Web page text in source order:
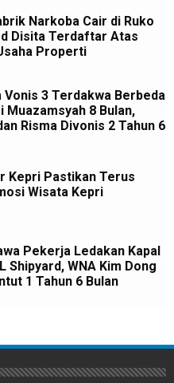
Narkoba Cair di Ruko
Disita Terdaftar Atas
Properti
Vonis 3 Terdakwa Berbeda
Muazamsyah 8 Bulan,
Risma Divonis 2 Tahun 6
Kepri Pastikan Terus
Wisata Kepri
Pekerja Ledakan Kapal
Shipyard, WNA Kim Dong
1 Tahun 6 Bulan